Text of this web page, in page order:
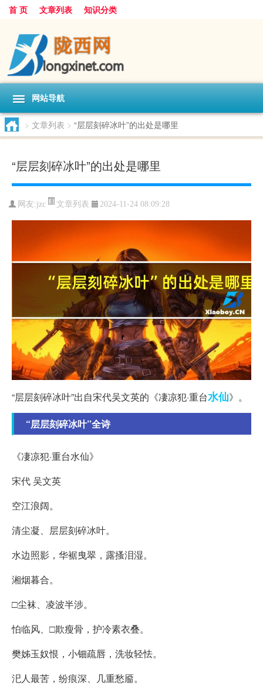
首 页 文章列表 知识分类
网站导航
> 文章列表 > “层层刻碎冰叶”的出处是哪里
“层层刻碎冰叶”的出处是哪里
网友:jzc 文章列表 2024-11-24 08:09:28
“层层刻碎冰叶”出自宋代吴文英的《凄凉犯·重台水仙》。
“层层刻碎冰叶”全诗
《凄凉犯·重台水仙》
宋代 吴文英
空江浪阔。
清尘凝、层层刻碎冰叶。
水边照影，华裾曳翠，露搔泪湿。
湘烟暮合。
□尘袜、凌波半涉。
怕临风、□欺瘦骨，护冷素衣叠。
樊姊玉奴恨，小钿疏唇，洗妆轻怯。
汜人最苦，纷痕深、几重愁靥。